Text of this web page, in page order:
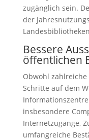
zugänglich sein.
der
Bessere
öffentlichen
Obwohl
Schritte auf dem
insbesondere
Internetzugänge,
umfangreiche